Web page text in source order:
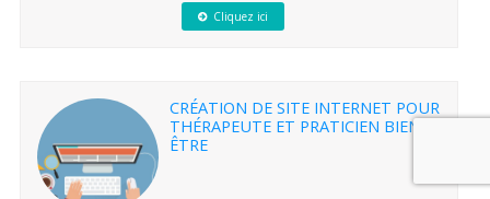
Cliquez ici
CRÉATION DE SITE INTERNET POUR
THÉRAPEUTE ET PRATICIEN BIEN-
ÊTRE